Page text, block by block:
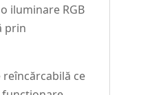
iluminare RGB
prin
reîncărcabilă ce